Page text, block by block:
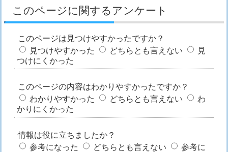
このページに関するアンケート
このページは見つけやすかったですか？
見つけやすかった
どちらとも言えない
見
つけにくかった
このページの内容はわかりやすかったですか？
わかりやすかった
どちらとも言えない
わ
かりにくかった
情報は役に立ちましたか？
参考になった
どちらとも言えない
参考に